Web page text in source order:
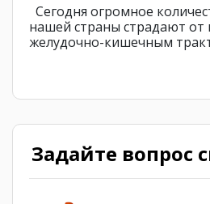
Сегодня огромное
нашей страны страдают от
желудочно-кишечным
Задайте вопрос